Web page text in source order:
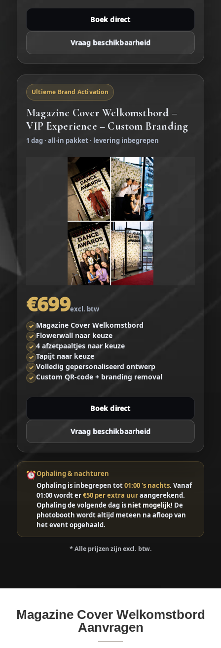
Vraag beschikbaarheid
Ultieme Brand Activation
Magazine Cover Welkomstbord –
VIP Experience – Custom Branding
1 dag · all-in pakket · levering inbegrepen
€699
✓ Magazine Cover Welkomstbord
✓ Flowerwall naar keuze
✓ 4 afzetpaaltjes naar keuze
✓ Tapijt naar keuze
✓ Volledig gepersonaliseerd ontwerp
✓ Custom QR-code + branding removal
Vraag beschikbaarheid
Ophaling & nachturen
Ophaling is inbegrepen tot
01:00 's nachts
. Vanaf
01:00 wordt er
€50 per extra uur aangerekend.
Ophaling de volgende dag isniet mogelijk!
photobooth wordt altijd meteen na afloop van
het event opgehaald.
* Alle prijzen zijn excl. btw.
Magazine Cover Welkomstbord
Aanvragen